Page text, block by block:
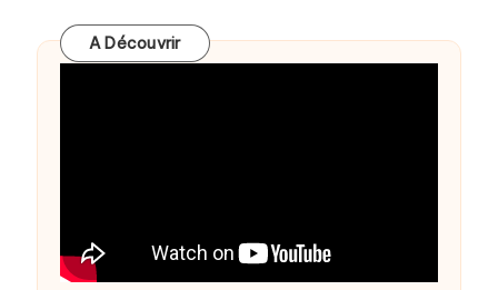
A Découvrir